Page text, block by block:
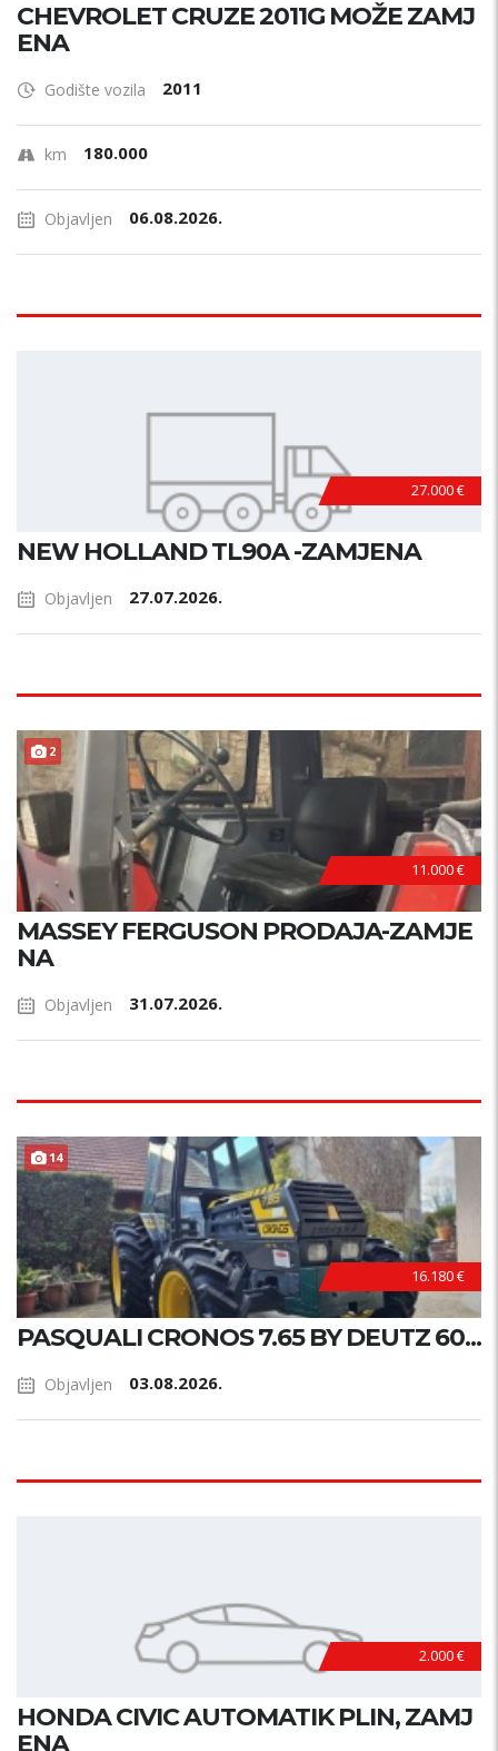
CHEVROLET CRUZE 2011G MOŽE ZAMJ
ENA
Godište vozila 2011
km 180.000
Objavljen 06.08.2026.
27.000 €
NEW HOLLAND TL90A -ZAMJENA
Objavljen 27.07.2026.
2
11.000 €
MASSEY FERGUSON PRODAJA-ZAMJE
NA
Objavljen 31.07.2026.
14
16.180 €
PASQUALI CRONOS 7.65 BY DEUTZ 60...
Objavljen 03.08.2026.
2.000 €
HONDA CIVIC AUTOMATIK PLIN, ZAMJ
ENA